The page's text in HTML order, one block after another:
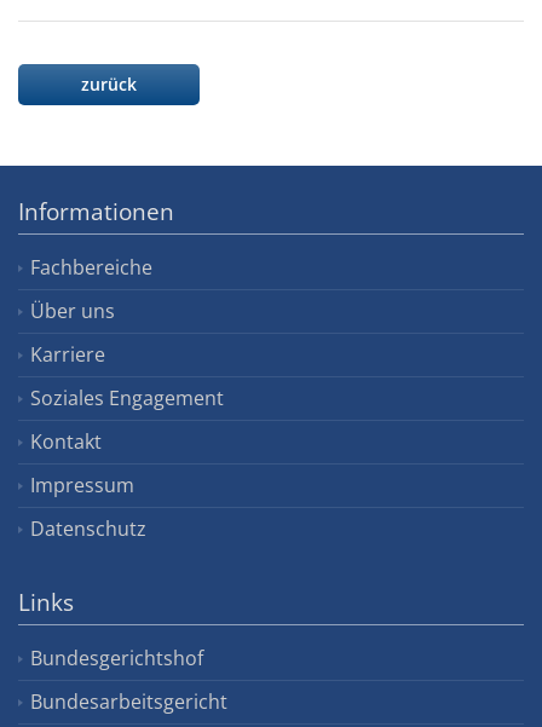
zurück
Informationen
Fachbereiche
Über uns
Karriere
Soziales Engagement
Kontakt
Impressum
Datenschutz
Links
Bundesgerichtshof
Bundesarbeitsgericht